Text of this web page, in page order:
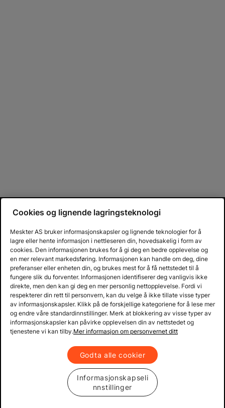
Cookies og lignende lagringsteknologi
Meskter AS bruker informasjonskapsler og lignende teknologier for å
lagre eller hente informasjon i nettleseren din, hovedsakelig i form av
cookies. Den informasjonen brukes for å gi deg en bedre opplevelse og
en mer relevant markedsføring. Informasjonen kan handle om deg, dine
preferanser eller enheten din, og brukes mest for å få nettstedet til å
fungere slik du forventer. Informasjonen identifiserer deg vanligvis ikke
direkte, men den kan gi deg en mer personlig nettopplevelse. Fordi vi
respekterer din rett til personvern, kan du velge å ikke tillate visse typer
av informasjonskapsler. Klikk på de forskjellige kategoriene for å lese mer
og endre våre standardinnstillinger. Merk at blokkering av visse typer av
informasjonskapsler kan påvirke opplevelsen din av nettstedet og
tjenestene vi kan tilby.Mer informasjon om personvernet ditt
Godta alle cookier
Informasjonskapseli
nnstillinger